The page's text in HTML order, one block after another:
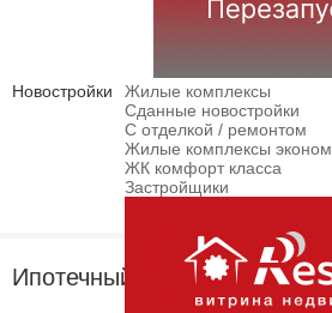
Новостройки
Жилые комплексы
Сданные новостройки
С отделкой / ремонтом
Жилые комплексы эконом
ЖК комфорт класса
Застройщики
Ипотечный калькулятор